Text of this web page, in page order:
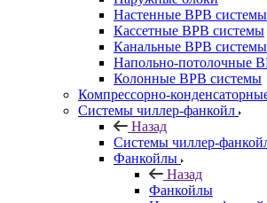
Настенные ВРВ системы
Кассетные ВРВ системы
Канальные ВРВ системы
Напольно-потолочные
Колонные ВРВ системы
Компрессорно-
Системы чиллер-фанкойл
Назад
Системы чиллер-
Фанкойлы
Назад
Фанкойлы